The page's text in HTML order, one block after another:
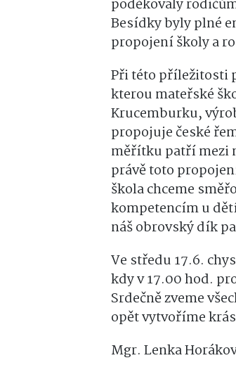
poděkovaly
Besídky byly plné
propojení školy a
Při této příležitosti
kterou mateřské
Krucemburku,
propojuje české
měřítku patří mezi
právě toto
škola chceme
kompetencím u
náš obrovský dík
Ve středu 17.6.
kdy v 17.00 hod.
Srdečně zveme
opět vytvoříme
Mgr. Lenka